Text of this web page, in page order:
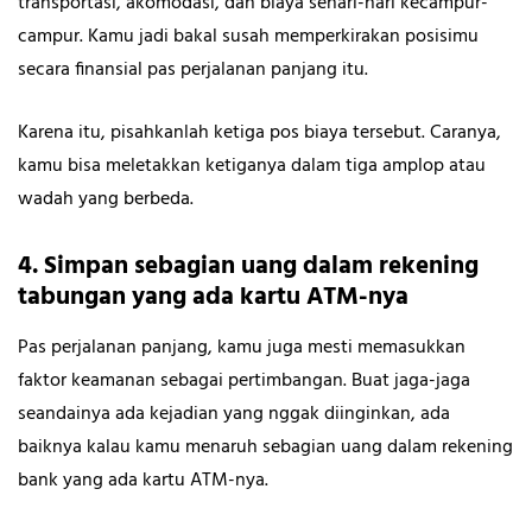
campur. Kamu jadi bakal susah memperkirakan posisimu
secara finansial pas perjalanan panjang itu.
Karena itu, pisahkanlah ketiga pos biaya tersebut. Caranya,
kamu bisa meletakkan ketiganya dalam tiga amplop atau
wadah yang berbeda.
4. Simpan sebagian uang dalam rekening
tabungan yang ada kartu ATM-nya
Pas perjalanan panjang, kamu juga mesti memasukkan
faktor keamanan sebagai pertimbangan. Buat jaga-jaga
seandainya ada kejadian yang nggak diinginkan, ada
baiknya kalau kamu menaruh sebagian uang dalam rekening
bank yang ada kartu ATM-nya.